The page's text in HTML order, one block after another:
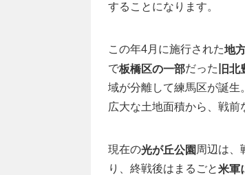
することになります。
この年4月に施行された地
で板橋区の一部だった 旧
域が分離して練馬区が誕
広大な土地面積から、戦前
現在の光が丘公園 周辺は、
り、終戦後はまるごと米軍